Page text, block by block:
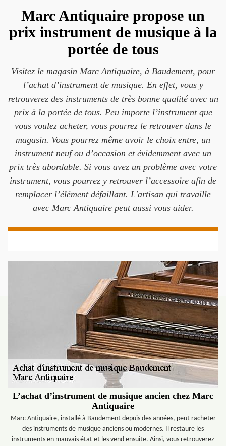
Marc Antiquaire propose un
prix instrument de musique à la
portée de tous
Visitez le magasin Marc Antiquaire, à Baudement, pour
l’achat d’instrument de musique. En effet, vous y
retrouverez des instruments de très bonne qualité avec un
prix à la portée de tous. Peu importe l’instrument que
vous voulez acheter, vous pourrez le retrouver dans le
magasin. Vous pourrez même avoir le choix entre, un
instrument neuf ou d’occasion et évidemment avec un
prix très abordable. Si vous avez un problème avec votre
instrument, vous pourrez y retrouver l’accessoire afin de
remplacer l’élément défaillant. L'artisan qui travaille
avec Marc Antiquaire peut aussi vous aider.
L’achat d’instrument de musique ancien chez Marc
Antiquaire
Marc Antiquaire, installé à Baudement depuis des années, peut racheter
des instruments de musique anciens ou modernes. Il restaure les
instruments en mauvais état et les vend ensuite. Ainsi, vous retrouverez